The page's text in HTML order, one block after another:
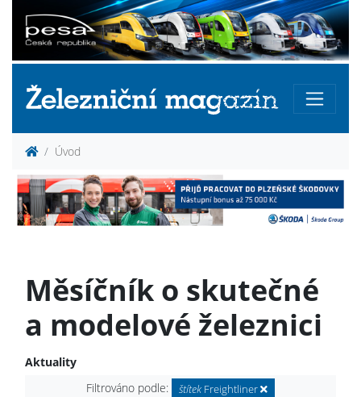
Úvod
Měsíčník o skutečné
a modelové železnici
Aktuality
Filtrováno podle:
štítek Freightliner